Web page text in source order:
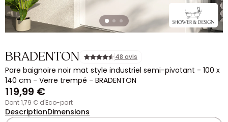
BRADENTON 48 avis
Pare baignoire noir mat style industriel semi-pivotant - 100 x
140 cm - Verre trempé - BRADENTON
119,99 €
dont 1,79 € d'Eco-part
DescriptionDimensions